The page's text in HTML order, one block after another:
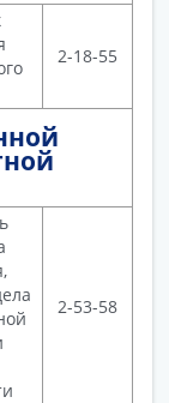
2-18-55
2-53-58